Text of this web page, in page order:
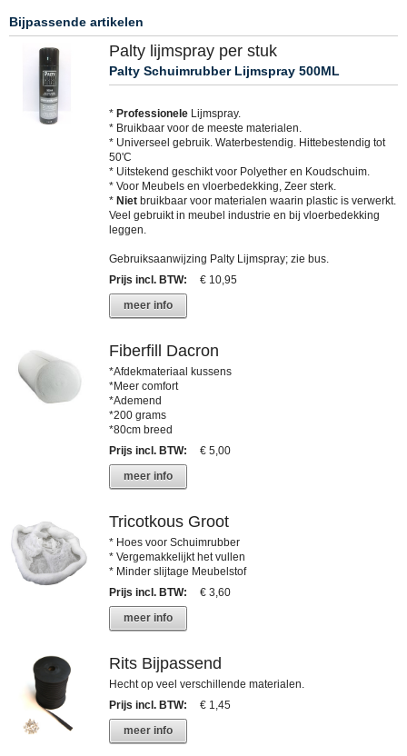
Bijpassende artikelen
Palty lijmspray per stuk
Palty Schuimrubber Lijmspray 500ML
* Professionele Lijmspray.
* Bruikbaar voor de meeste materialen.
* Universeel gebruik. Waterbestendig. Hittebestendig tot
50'C
* Uitstekend geschikt voor Polyether en Koudschuim.
* Voor Meubels en vloerbedekking, Zeer sterk.
* Niet bruikbaar voor materialen waarin plastic is verwerkt.
Veel gebruikt in meubel industrie en bij vloerbedekking
leggen.
Gebruiksaanwijzing Palty Lijmspray; zie bus.
Prijs incl. BTW:
€ 10,95
meer info
Fiberfill Dacron
*Afdekmateriaal kussens
*Meer comfort
*Ademend
*200 grams
*80cm breed
Prijs incl. BTW:
€ 5,00
meer info
Tricotkous Groot
* Hoes voor Schuimrubber
* Vergemakkelijkt het vullen
* Minder slijtage Meubelstof
Prijs incl. BTW:
€ 3,60
meer info
Rits Bijpassend
Hecht op veel verschillende materialen.
Prijs incl. BTW:
€ 1,45
meer info